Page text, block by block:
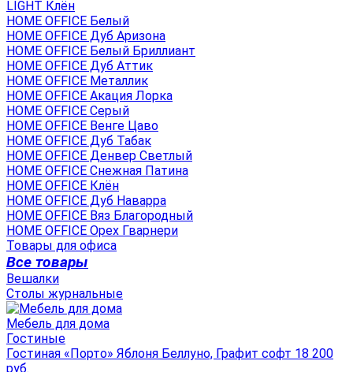
LIGHT Клён
HOME OFFICE Белый
HOME OFFICE Дуб Аризона
HOME OFFICE Белый Бриллиант
HOME OFFICE Дуб Аттик
HOME OFFICE Металлик
HOME OFFICE Акация Лорка
HOME OFFICE Серый
HOME OFFICE Венге Цаво
HOME OFFICE Дуб Табак
HOME OFFICE Денвер Светлый
HOME OFFICE Снежная Патина
HOME OFFICE Клён
HOME OFFICE Дуб Наварра
HOME OFFICE Вяз Благородный
HOME OFFICE Орех Гварнери
Товары для офиса
Все товары
Вешалки
Столы журнальные
Мебель для дома
Гостиные
Гостиная «Порто» Яблоня Беллуно, Графит софт 18 200
руб.